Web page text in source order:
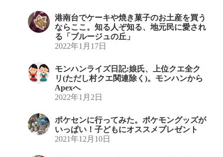
港南台でケーキや焼き菓子のお土産を買う
ならここ。知る人ぞ知る、地元民に愛され
る「ブルージュの丘」
2022年1月17日
モンハンライズ日記:娘氏、上位クエ全ク
リ(ただし村クエ関連除く)。モンハンから
Apexへ
2022年1月2日
ポケセンに行ってみた。ポケモングッズが
いっぱい！子どもにオススメプレゼント
2021年12月10日